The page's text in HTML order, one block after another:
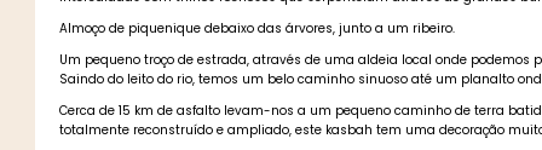
Almoço de piquenique debaixo das árvores, junto a um ribeiro.
Um pequeno troço de estrada, através de uma aldeia local onde
Saindo do leito do rio, temos um belo caminho sinuoso até um planalto
Cerca de 15 km de asfalto levam-nos a um pequeno caminho de terra
totalmente reconstruído e ampliado, este kasbah tem uma decoração